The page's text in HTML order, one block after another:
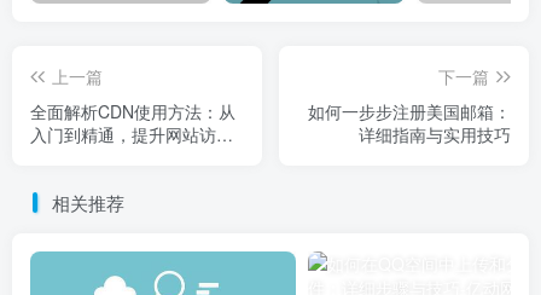
上一篇
全面解析CDN使用方法：从
入门到精通，提升网站访问
下一篇
如何一步步注册美国邮箱：
详细指南与实用技巧
相关推荐